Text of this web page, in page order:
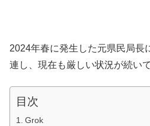
2024年春に発生した元県民局長
連し、現在も厳しい状況が続い
目次
Grok